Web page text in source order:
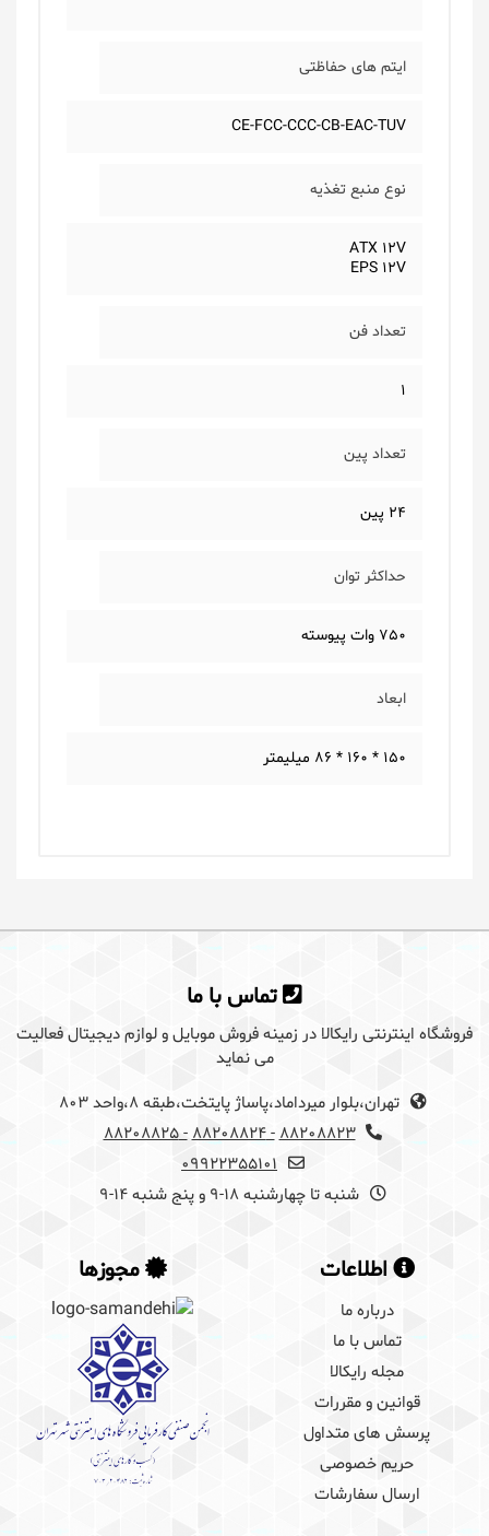
ایتم های حفاظتی
CE-FCC-CCC-CB-EAC-TUV
نوع منبع تغذیه
ATX 12V
EPS 12V
تعداد فن
1
تعداد پین
24 پین
حداکثر توان
750 وات پیوسته
ابعاد
150 * 160 * 86 میلیمتر
تماس با ما
فروشگاه اینترنتی رایکالا در زمینه فروش موبایل و لوازم دیجیتال فعالیت
می نماید
تهران،بلوار میرداماد،پاساژ پایتخت،طبقه 8،واحد 803
88208823
- 88208824
- 88208825
09922355101
شنبه تا چهارشنبه 18-9 و پنج شنبه 14-9
اطلاعات
درباره ما
تماس با ما
مجله رایکالا
قوانین و مقررات
پرسش های متداول
حریم خصوصی
ارسال سفارشات
مجوزها